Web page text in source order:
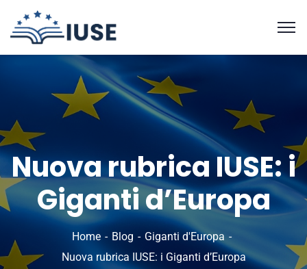
Nuova rubrica IUSE: i
Giganti d’Europa
Home Blog
Giganti d'Europa
Nuova rubrica IUSE: i Giganti d’Europa